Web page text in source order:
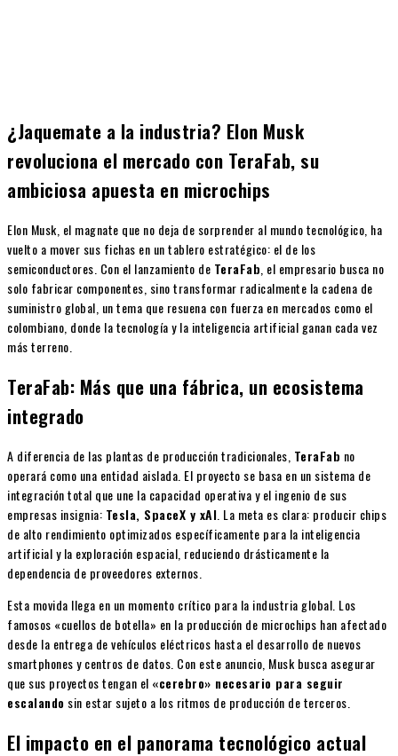
¿Jaquemate a la industria? Elon Musk
revoluciona el mercado con TeraFab, su
ambiciosa apuesta en microchips
Elon Musk, el magnate que no deja de sorprender al mundo tecnológico, ha
vuelto a mover sus fichas en un tablero estratégico: el de los
semiconductores. Con el lanzamiento de TeraFab , el empresario busca no
solo fabricar componentes, sino transformar radicalmente la cadena de
suministro global, un tema que resuena con fuerza en mercados como el
colombiano, donde la tecnología y la inteligencia artificial ganan cada vez
más terreno.
TeraFab: Más que una fábrica, un ecosistema
integrado
A diferencia de las plantas de producción tradicionales, TeraFab no
operará como una entidad aislada. El proyecto se basa en un sistema de
integración total que une la capacidad operativa y el ingenio de sus
empresas insignia: Tesla, SpaceX y xAI . La meta es clara: producir chips
de alto rendimiento optimizados específicamente para la inteligencia
artificial y la exploración espacial, reduciendo drásticamente la
dependencia de proveedores externos.
Esta movida llega en un momento crítico para la industria global. Los
famosos «cuellos de botella» en la producción de microchips han afectado
desde la entrega de vehículos eléctricos hasta el desarrollo de nuevos
smartphones y centros de datos. Con este anuncio, Musk busca asegurar
que sus proyectos tengan el «cerebro» necesario para seguir
escalando sin estar sujeto a los ritmos de producción de terceros.
El impacto en el panorama tecnológico actual